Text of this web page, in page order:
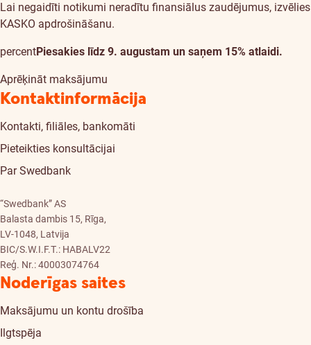
Lai negaidīti notikumi neradītu finansiālus zaudējumus, izvēlies
KASKO apdrošināšanu.
percentPiesakies līdz 9. augustam un saņem 15% atlaidi.
Aprēķināt maksājumu
Kontaktinformācija
Kontakti, filiāles, bankomāti
Pieteikties konsultācijai
Par Swedbank
“Swedbank” AS
Balasta dambis 15, Rīga,
LV-1048, Latvija
BIC/S.W.I.F.T.: HABALV22
Reģ. Nr.: 40003074764
Noderīgas saites
Maksājumu un kontu drošība
Ilgtspēja